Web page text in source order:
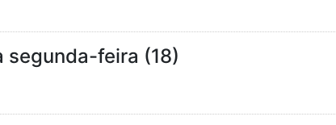
segunda-feira (18)